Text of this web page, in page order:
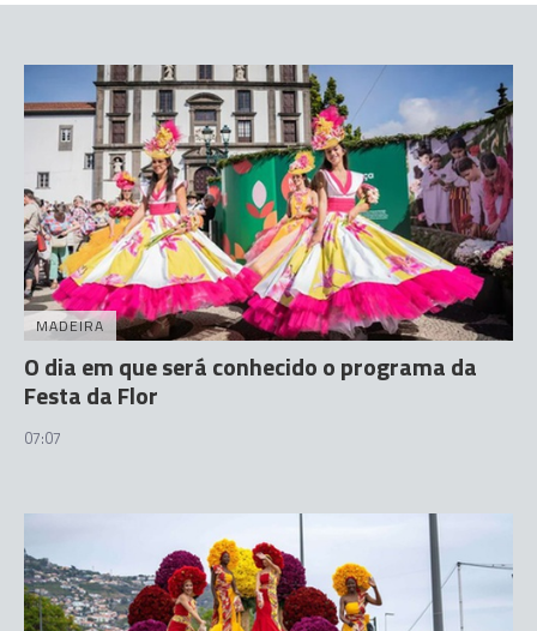
MADEIRA
O dia em que será conhecido o programa da
Festa da Flor
07:07